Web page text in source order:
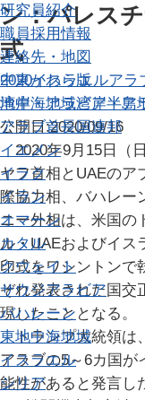
研究員紹介
職員採用情報
連絡先・地図
中東かわら版
湾岸・アラビア半島
アラブ首長国連邦
イエメン
イラク
イラン
オマーン
カタル
クウェイト
サウジアラビア
バハレーン
東地中海地域
イスラエル
シリア
ン：パレス
式
2020イスラエルアラ
地中海地域湾岸・ア
公開日:2020/09/16
2020年9月15日（
ヤフ首相とUAEのア
際協力相、バハレー
ニー外相は、米国の
ル・UAEおよびイス
印式をワシントンで
ぞれ発表された国交
現したこととなる。
トランプ大統領は
アラブの5～6カ国
能性があると発言し